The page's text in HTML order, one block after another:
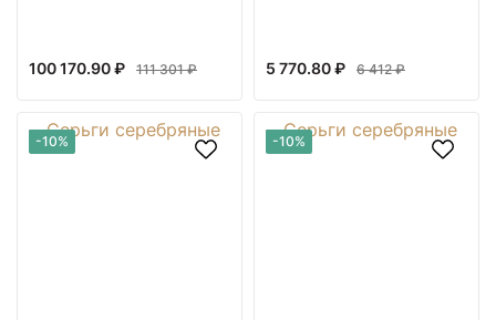
100 170.90 ₽ 111 301 ₽ 5 770.80 ₽ 6 412 ₽
-10% -10%